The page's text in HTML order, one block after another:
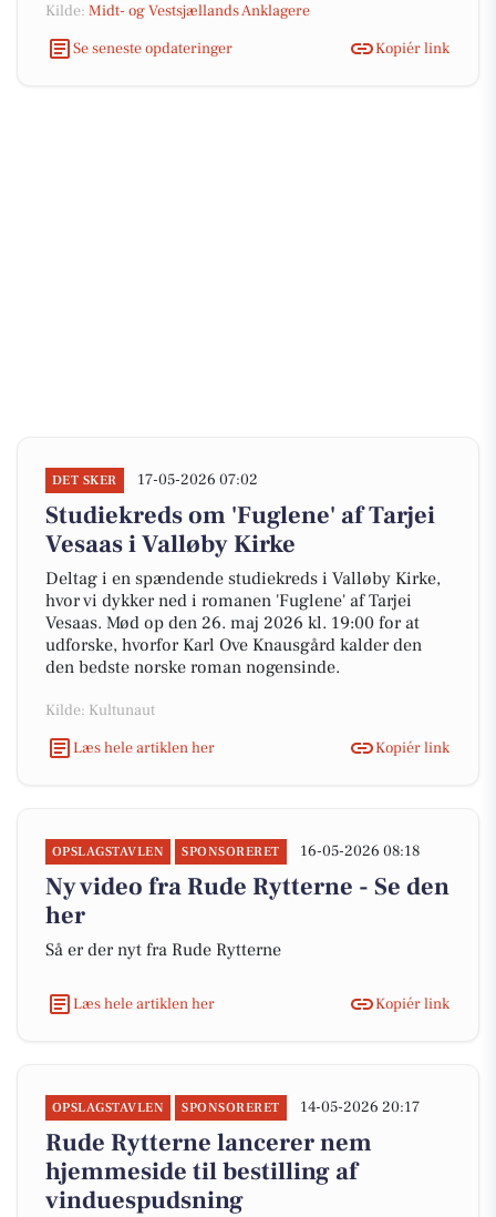
Kilde: Midt- og Vestsjællands Anklagere
Se seneste opdateringer
Kopiér link
DET SKER 17-05-2026 07:02
Studiekreds om 'Fuglene' af Tarjei
Vesaas i Valløby Kirke
Deltag i en spændende studiekreds i Valløby Kirke,
hvor vi dykker ned i romanen 'Fuglene' af Tarjei
Vesaas. Mød op den 26. maj 2026 kl. 19:00 for at
udforske, hvorfor Karl Ove Knausgård kalder den
den bedste norske roman nogensinde.
Kilde: Kultunaut
Læs hele artiklen her
Kopiér link
OPSLAGSTAVLEN SPONSORERET 16-05-2026 08:18
Ny video fra Rude Rytterne - Se den
her
Så er der nyt fra Rude Rytterne
Læs hele artiklen her Kopiér link
OPSLAGSTAVLEN SPONSORERET 14-05-2026 20:17
Rude Rytterne lancerer nem
hjemmeside til bestilling af
vinduespudsning